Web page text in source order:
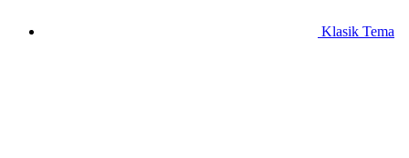
Klasik Tema